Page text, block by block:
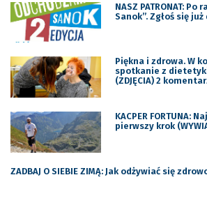
NASZ PATRONAT:
Sanok”. Zgłoś się już
Piękna i zdrowa. W
spotkanie z
(ZDJĘCIA) 2
KACPER FORTUNA:
pierwszy krok
ZADBAJ O SIEBIE ZIMĄ: Jak odżywiać się